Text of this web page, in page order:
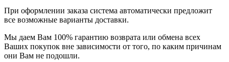
При оформлении заказа система автоматически предложит
все возможные варианты доставки.
Мы даем Вам 100% гарантию возврата или обмена всех
Ваших покупок вне зависимости от того, по каким причинам
они Вам не подошли.